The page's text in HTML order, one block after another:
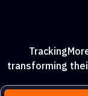
transforming